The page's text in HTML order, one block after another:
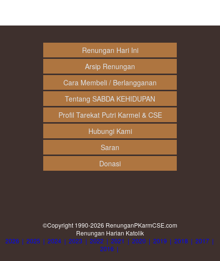
Renungan Hari Ini
Arsip Renungan
Cara Membeli / Berlangganan
Tentang SABDA KEHIDUPAN
Profil Tarekat Putri Karmel & CSE
Hubungi Kami
Saran
Donasi
©Copyright 1990-2026 RenunganPKarmCSE.com
Renungan Harian Katolik
2026 | 2025 | 2024 | 2023 | 2022 | 2021 | 2020 | 2019 | 2018 | 2017 |
2016 |